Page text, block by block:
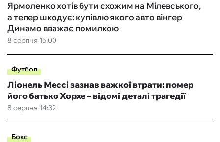
8 серпня 15:00
Ярмоленко хотів бути схожим на Мілевського,
а тепер шкодує: купівлю якого авто вінгер
Динамо вважає помилкою
Футбол
8 серпня 14:32
Ліонель Мессі зазнав важкої втрати: помер
його батько Хорхе – відомі деталі трагедії
Бокс